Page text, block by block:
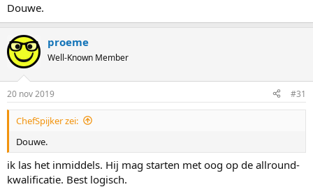
Douwe.
proeme
Well-Known Member
20 nov 2019 #31
ChefSpijker zei:
Douwe.
ik las het inmiddels. Hij mag starten met oog op de allround-
kwalificatie. Best logisch.